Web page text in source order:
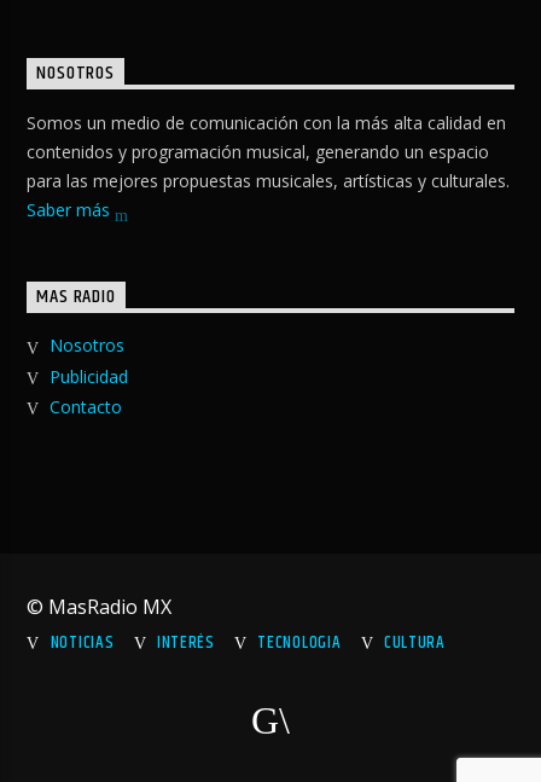
NOSOTROS
Somos un medio de comunicación con la más alta calidad en
contenidos y programación musical, generando un espacio
para las mejores propuestas musicales, artísticas y culturales.
Saber más
MAS RADIO
Nosotros
Publicidad
Contacto
© MasRadio MX
NOTICIAS
INTERÉS TECNOLOGIA CULTURA